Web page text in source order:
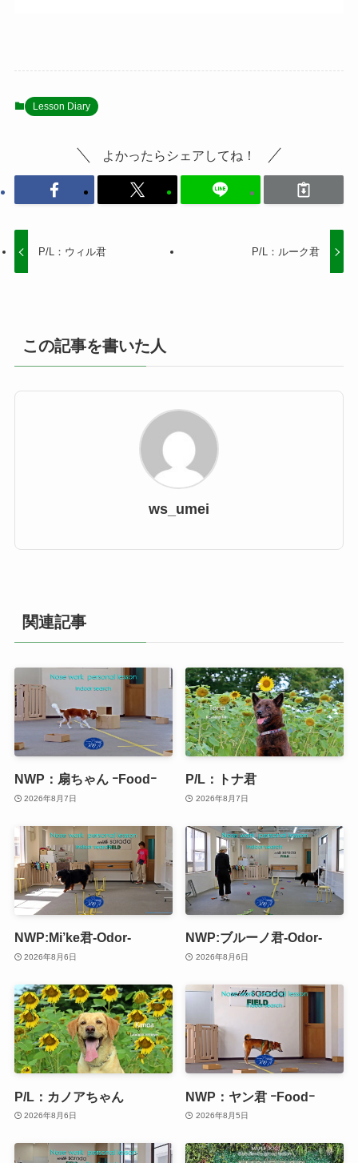
Lesson Diary
よかったらシェアしてね！
P/L：ウィル君 P/L：ルーク君
この記事を書いた人
ws_umei
関連記事
NWP：扇ちゃん ｰFoodｰ
2026年8月7日
P/L：トナ君
2026年8月7日
NWP:Mi’ke君-Odor-
2026年8月6日
NWP:ブルーノ君-Odor-
2026年8月6日
P/L：カノアちゃん
2026年8月6日
NWP：ヤン君 ｰFoodｰ
2026年8月5日